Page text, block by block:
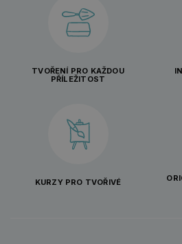
TVOŘENÍ PRO KAŽDOU
PŘÍLEŽITOST
KURZY PRO TVOŘIVÉ